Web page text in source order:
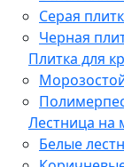
Серая
Черная
Плитка для
Лестница на
Белые